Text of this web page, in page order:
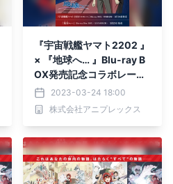
『宇宙戦艦ヤマト2202 』
× 『地球へ… 』Blu-ray B
OX発売記念コラボレーシ
ョン!! コラボPV＆ビジュ
アル公開
2023-03-24 18:00
株式会社アニプレックス